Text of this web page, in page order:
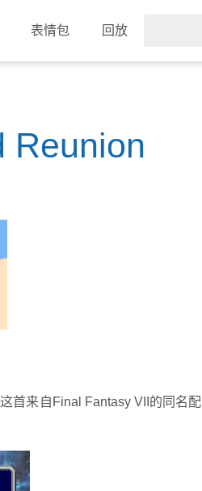
表情包 回放
Reunion
首来自Final Fantasy VII的同名配